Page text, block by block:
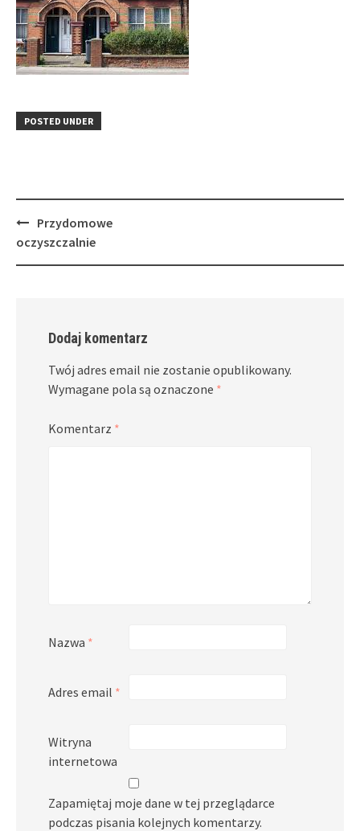
POSTED UNDER
Post
navigation
Przydomowe
oczyszczalnie
Dodaj komentarz
Twój adres email nie zostanie opublikowany.
Wymagane pola są oznaczone *
Komentarz *
Nazwa *
Adres email *
Witryna
internetowa
Zapamiętaj moje dane w tej przeglądarce
podczas pisania kolejnych komentarzy.